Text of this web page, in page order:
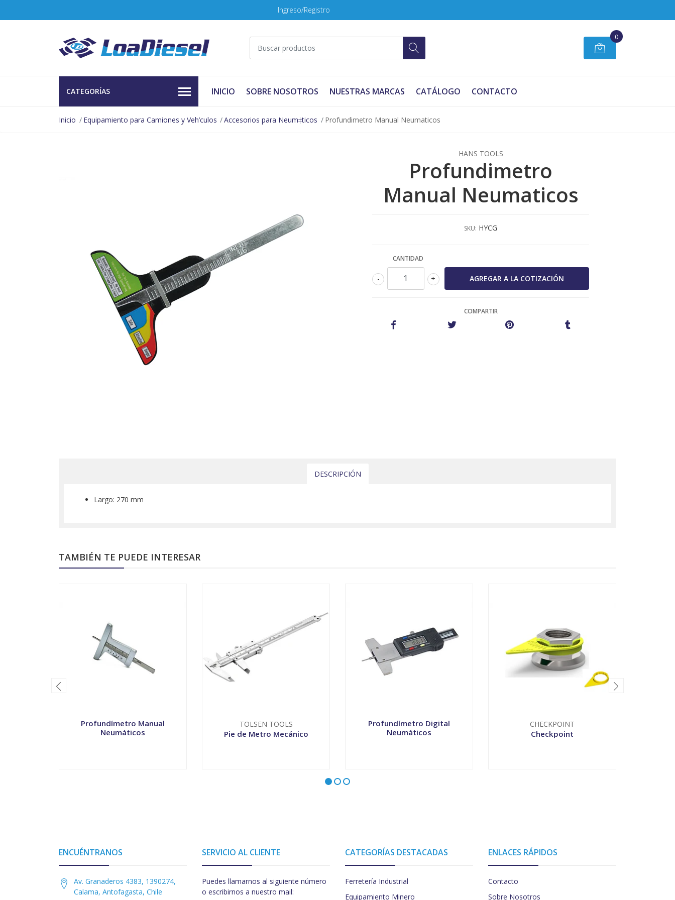
Ingreso/Registro
0
CATEGORÍAS INICIO SOBRE NOSOTROS NUESTRAS MARCAS CATÁLOGO CONTACTO
Inicio Equipamiento para Camiones y Veh’culos Accesorios para Neum‡ticos Profundimetro Manual Neumaticos
HANS TOOLS
Profundimetro
Manual Neumaticos
SKU: HYCG
CANTIDAD
+
-
COMPARTIR
DESCRIPCIÓN
Largo: 270 mm
TAMBIÉN TE PUEDE INTERESAR
Profundímetro Manual
Neumáticos
TOLSEN TOOLS
Pie de Metro Mecánico
Profundímetro Digital
Neumáticos
CHECKPOINT
Checkpoint
ENCUÉNTRANOS
Av. Granaderos 4383, 1390274,
Calama, Antofagasta, Chile
SERVICIO AL CLIENTE
Puedes llamarnos al siguiente número
o escribirnos a nuestro mail:
CATEGORÍAS DESTACADAS
Ferretería Industrial
Equipamiento Minero
ENLACES RÁPIDOS
Contacto
Sobre Nosotros